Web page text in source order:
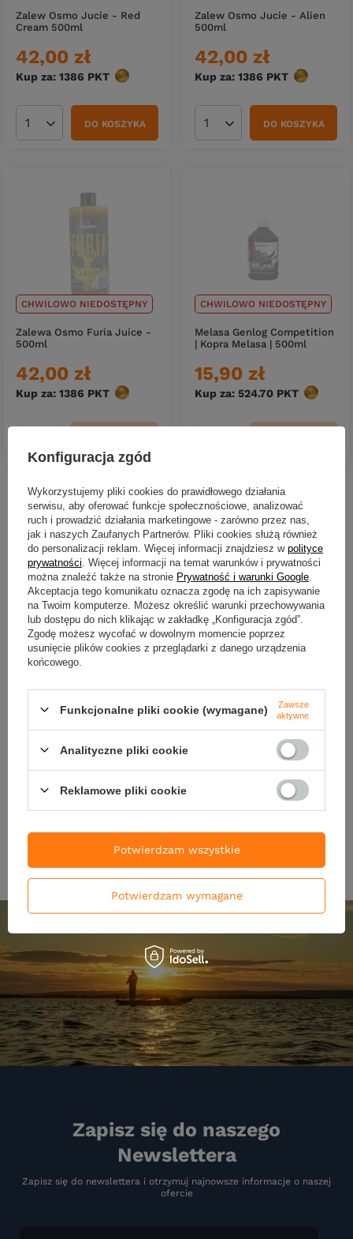
Zalew Osmo Jucie - Red
Cream 500ml
42,00 zł
Kup za: 1386 PKT punktów
Ilość produktówDO KOSZYKA
Zalew Osmo Jucie - Alien
500ml
42,00 zł
Kup za: 1386 PKT punktów
Ilość produktówDO KOSZYKA
CHWILOWO NIEDOSTĘPNY
Zalewa Osmo Furia Juice -
500ml
42,00 zł
Kup za: 1386 PKT punktów
CHWILOWO NIEDOSTĘPNY
Melasa Genlog Competition
| Kopra Melasa | 500ml
15,90 zł
Kup za: 524.70 PKT punktów
Nowości
NOWOŚĆ
Dodatek do zanęt Feeder Bait
TTX | 400g
7,50 zł
DO KOSZYKA
NOWOŚĆ
Zanęta Feeder Bait Method
Big Boy
24,00 zł
pktpunktów
DO KOSZYKA
Zapisz się do naszego
Newslettera
Zapisz się do newslettera i otrzymuj najnowsze informacje o naszej
ofercie
Konfiguracja zgód
Wykorzystujemy pliki cookies do prawidłowego działania
serwisu, aby oferować funkcje społecznościowe, analizować
ruch i prowadzić działania marketingowe - zarówno przez nas,
jak i naszych Zaufanych Partnerów. Pliki cookies służą również
do personalizacji reklam. Więcej informacji znajdziesz w polityce
prywatności . Więcej informacji na temat warunków i prywatności
można znaleźć także na stronie Prywatność i warunki Google
Akceptacja tego komunikatu oznacza zgodę na ich zapisywanie
na Twoim komputerze. Możesz określić warunki przechowywania
lub dostępu do nich klikając w zakładkę „Konfiguracja zgód”.
Zgodę możesz wycofać w dowolnym momencie poprzez
usunięcie plików cookies z przeglądarki z danego urządzenia
końcowego.
Funkcjonalne pliki cookie (wymagane)
Zawsze
aktywne
Analityczne pliki cookie
Reklamowe pliki cookie
Potwierdzam wymagane
Potwierdzam wszystkie